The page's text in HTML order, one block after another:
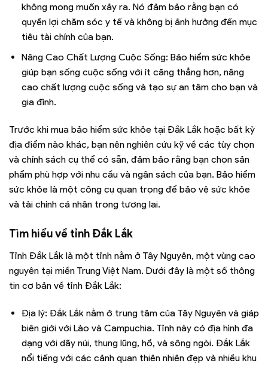
không mong muốn xảy ra. Nó đảm bảo rằng bạn có
quyền lợi chăm sóc y tế và không bị ảnh hưởng đến mục
tiêu tài chính của bạn.
Nâng Cao Chất Lượng Cuộc Sống: Bảo hiểm sức khỏe
giúp bạn sống cuộc sống với ít căng thẳng hơn, nâng
cao chất lượng cuộc sống và tạo sự an tâm cho bạn và
gia đình.
Trước khi mua bảo hiểm sức khỏe tại Đắk Lắk hoặc bất kỳ
địa điểm nào khác, bạn nên nghiên cứu kỹ về các tùy chọn
và chính sách cụ thể có sẵn, đảm bảo rằng bạn chọn sản
phẩm phù hợp với nhu cầu và ngân sách của bạn. Bảo hiểm
sức khỏe là một công cụ quan trọng để bảo vệ sức khỏe
và tài chính cá nhân trong tương lai.
Tìm hiểu về tỉnh Đắk Lắk
Tỉnh Đắk Lắk là một tỉnh nằm ở Tây Nguyên, một vùng cao
nguyên tại miền Trung Việt Nam. Dưới đây là một số thông
tin cơ bản về tỉnh Đắk Lắk:
Địa lý: Đắk Lắk nằm ở trung tâm của Tây Nguyên và giáp
biên giới với Lào và Campuchia. Tỉnh này có địa hình đa
dạng với dãy núi, thung lũng, hồ, và sông ngòi. Đắk Lắk
nổi tiếng với các cảnh quan thiên nhiên đẹp và nhiều khu